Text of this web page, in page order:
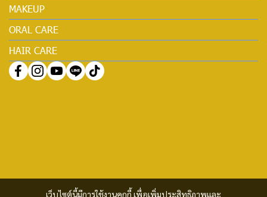
เว็บไซต์นี้มีการใช้งานคุกกี้ เพื่อเพิ่มประสิทธิภาพและ
MAKEUP
ORAL CARE
HAIR CARE